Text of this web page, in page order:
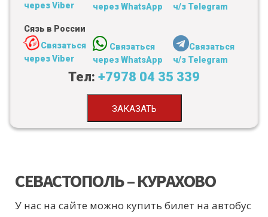
через Viber
через WhatsApp
ч/з Telegram
Сязь в России
Связаться
через Viber
Связаться
через WhatsApp
Связаться
ч/з Telegram
Тел: +7978 04 35 339
ЗАКАЗАТЬ
СЕВАСТОПОЛЬ – КУРАХОВО
У нас на сайте можно купить билет на автобус